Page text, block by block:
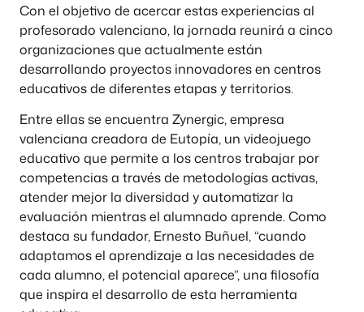
Con el objetivo de acercar estas experiencias al
profesorado valenciano, la jornada reunirá a cinco
organizaciones que actualmente están
desarrollando proyectos innovadores en centros
educativos de diferentes etapas y territorios.
Entre ellas se encuentra Zynergic, empresa
valenciana creadora de Eutopía, un videojuego
educativo que permite a los centros trabajar por
competencias a través de metodologías activas,
atender mejor la diversidad y automatizar la
evaluación mientras el alumnado aprende. Como
destaca su fundador, Ernesto Buñuel, “cuando
adaptamos el aprendizaje a las necesidades de
cada alumno, el potencial aparece”, una filosofía
que inspira el desarrollo de esta herramienta